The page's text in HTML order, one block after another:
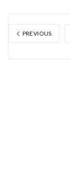
PREVIOUS